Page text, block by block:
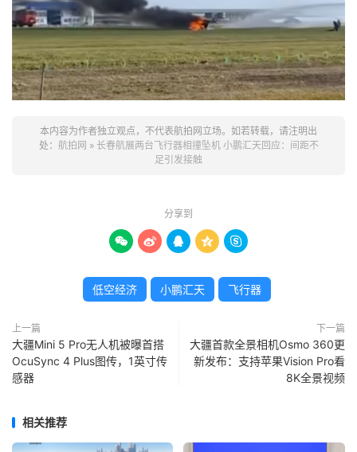
本内容为作者独立观点，不代表航拍网立场。如若转载，请注明出
处： 航拍网 » 长春航展两台飞行器相撞坠机 小鹏汇天回应：间距不
足引发接触
分享到
    
低空经济 小鹏汇天 飞行器
上一篇
大疆Mini 5 Pro无人机被曝首搭
OcuSync 4 Plus图传，1英寸传
感器
下一篇
大疆首款全景相机Osmo 360更
新发布：支持苹果Vision Pro看
8K全景视频
相关推荐